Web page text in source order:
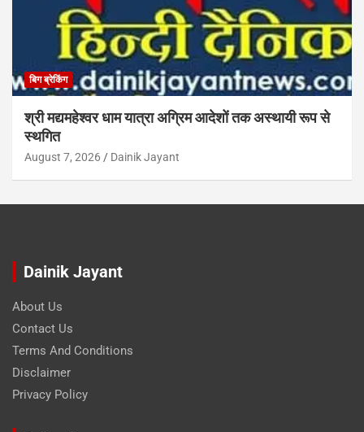
बिग ब्रेकिंग
श्री मद्यमहेश्वर धाम यात्रा अग्रिम आदेशों तक अस्थायी रूप से
स्थगित
August 7, 2026 Dainik Jayant
Dainik Jayant
About Us
Contact Us
Terms And Conditions
Disclaimer
Privacy Policy